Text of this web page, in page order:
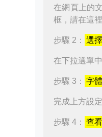
在網頁上的
框，請在這
步驟 2： 選
在下拉選單
步驟 3： 字
完成上方設
步驟 4： 查